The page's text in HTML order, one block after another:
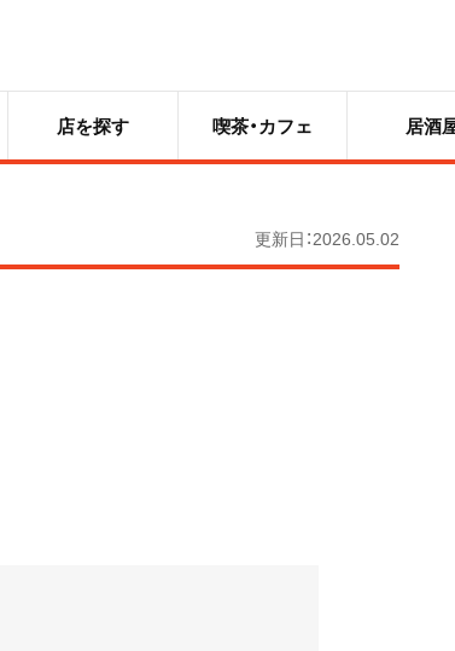
店を探す 喫茶・カフェ 居酒
更新日：2026.05.02